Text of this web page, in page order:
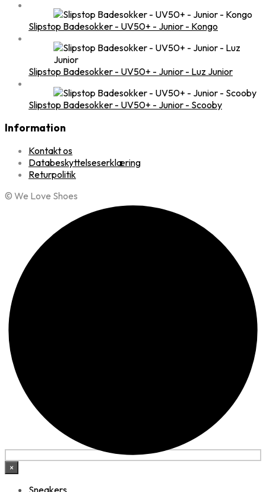
Slipstop Badesokker - UV50+ - Junior - Kongo
Slipstop Badesokker - UV50+ - Junior - Luz Junior
Slipstop Badesokker - UV50+ - Junior - Scooby
Information
Kontakt os
Databeskyttelseserklæring
Returpolitik
© We Love Shoes
×